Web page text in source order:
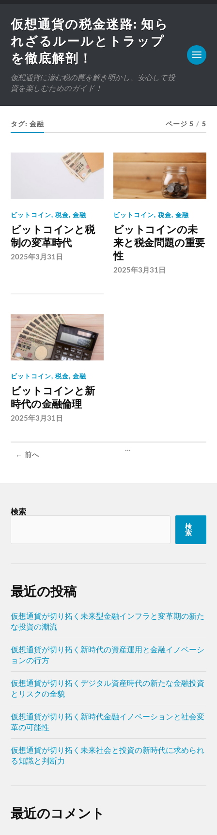
仮想通貨の税金迷路: 知ら
れざるルールとトラップ
を徹底解剖！
仮想通貨に潜む税の罠を解き明かし、安心して投
資を楽しむためのガイド！
タグ:金融 ページ 5 / 5
ビットコイン,税金,金融
ビットコインと税
制の変革時代
2025年3月31日
ビットコイン,税金,金融
ビットコインの未
来と税金問題の重要
性
2025年3月31日
ビットコイン,税金,金融
ビットコインと新
時代の金融倫理
2025年3月31日
← 前へ
...
検索
検
索
最近の投稿
仮想通貨が切り拓く未来型金融インフラと変革期の新た
な投資の潮流
仮想通貨が切り拓く新時代の資産運用と金融イノベーシ
ョンの行方
仮想通貨が切り拓くデジタル資産時代の新たな金融投資
とリスクの全貌
仮想通貨が切り拓く新時代金融イノベーションと社会変
革の可能性
仮想通貨が切り拓く未来社会と投資の新時代に求められ
る知識と判断力
最近のコメント